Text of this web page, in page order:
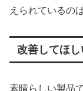
えられているの
改善してほ
素晴らしい製品